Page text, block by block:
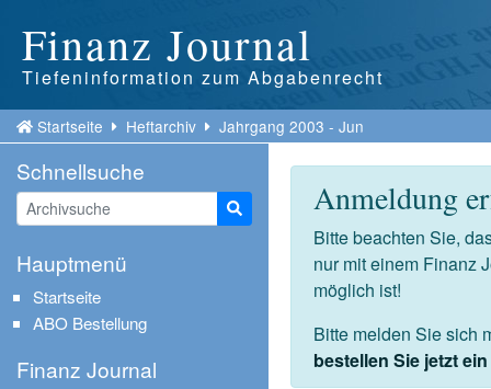
Finanz Journal
Tiefeninformation zum Abgabenrecht
Startseite Heftarchiv Jahrgang 2003 - Jun
Anmeldung
Bitte beachten Sie,
nur mit einem Finanz
möglich ist!
Bitte melden Sie sich
bestellen Sie jetzt
Schnellsuche
Suche starten
Hauptmenü
Startseite
ABO Bestellung
Finanz Journal